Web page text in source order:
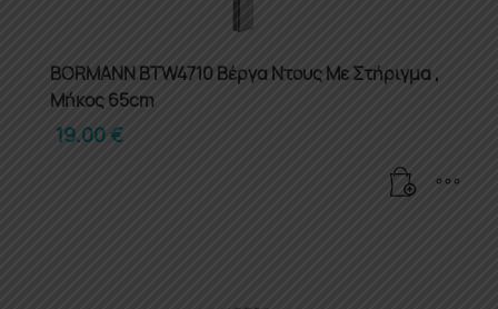
BORMANN BTW4710 Βέργα Ντους Με Στήριγμα ,
Μήκος 65cm
19.00€